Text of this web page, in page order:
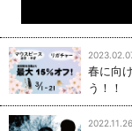
春に向
う！！
2022.11.26